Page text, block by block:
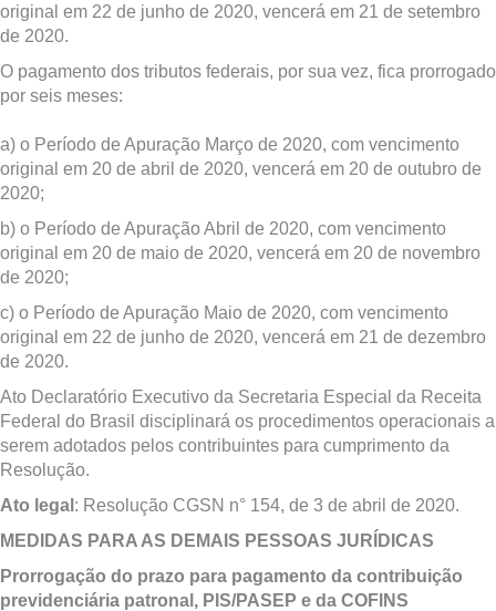
original em 22 de junho de 2020, vencerá em 21 de setembro
de 2020.
O pagamento dos tributos federais, por sua vez, fica prorrogado
por seis meses:
a) o Período de Apuração Março de 2020, com vencimento
original em 20 de abril de 2020, vencerá em 20 de outubro de
2020;
b) o Período de Apuração Abril de 2020, com vencimento
original em 20 de maio de 2020, vencerá em 20 de novembro
de 2020;
c) o Período de Apuração Maio de 2020, com vencimento
original em 22 de junho de 2020, vencerá em 21 de dezembro
de 2020.
Ato Declaratório Executivo da Secretaria Especial da Receita
Federal do Brasil disciplinará os procedimentos operacionais a
serem adotados pelos contribuintes para cumprimento da
Resolução.
Ato legal : Resolução CGSN n° 154, de 3 de abril de 2020.
MEDIDAS PARA AS DEMAIS PESSOAS JURÍDICAS
Prorrogação do prazo para pagamento da contribuição
previdenciária patronal, PIS/PASEP e da COFINS